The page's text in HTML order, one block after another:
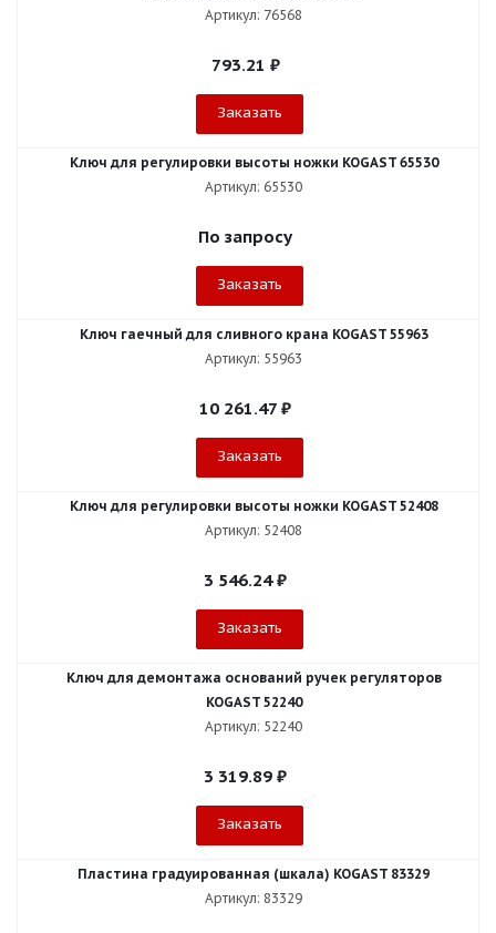
Артикул: 76568
793.21 ₽
Заказать
Ключ для регулировки высоты ножки KOGAST 65530
Артикул: 65530
По запросу
Заказать
Ключ гаечный для сливного крана KOGAST 55963
Артикул: 55963
10 261.47 ₽
Заказать
Ключ для регулировки высоты ножки KOGAST 52408
Артикул: 52408
3 546.24₽
Заказать
Ключ для демонтажа оснований ручек регуляторов
KOGAST 52240
Артикул: 52240
3 319.89 ₽
Заказать
Пластина градуированная (шкала) KOGAST 83329
Артикул: 83329